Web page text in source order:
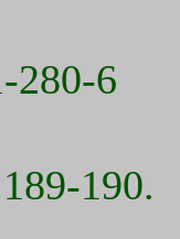
280-6
190.